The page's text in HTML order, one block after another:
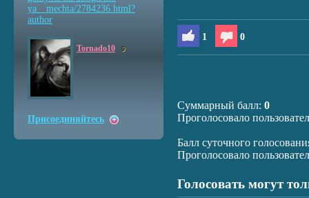
1 0
Суммарный балл: 0
Проголосовало
Балл суточного
Проголосовало
Голосовать могут
ya__mechta/2784236.html ?
author
Tornado10 9
Присоединяйтесь